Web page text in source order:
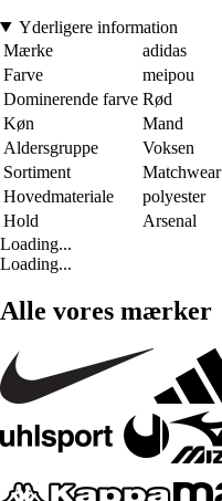
Yderligere information
Mærke
adidas
Farve
meipou
Dominerende farve Rød
Køn
Mand
Aldersgruppe
Voksen
Sortiment
Matchwear
Hovedmateriale
polyester
Hold
Arsenal
Loading...
Loading...
Alle vores mærker